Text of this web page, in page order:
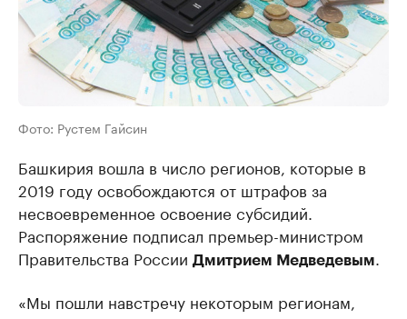
Фото: Рустем Гайсин
Башкирия вошла в число регионов, которые в
2019 году освобождаются от штрафов за
несвоевременное освоение субсидий.
Распоряжение подписал премьер-министром
Правительства России Дмитрием Медведевым.
«Мы пошли навстречу некоторым регионам,